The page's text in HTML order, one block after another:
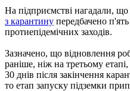
На підприємстві нагадали, що
з карантину передбачено
протиепідемічних заходів.
Зазначено, що відновлення
раніше, ніж на третьому
30 днів після закінчення
то етап запуску підземки